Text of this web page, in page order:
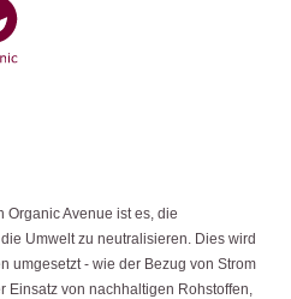
Avenue ist es, die
Umwelt zu neutralisieren. Dies wird
umgesetzt - wie der Bezug von Strom
von nachhaltigen Rohstoffen,